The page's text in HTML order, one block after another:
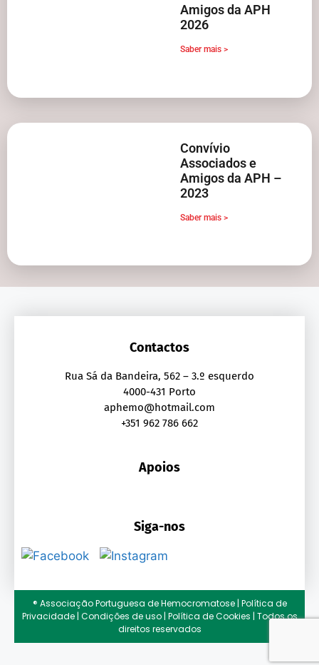
Amigos da APH
2026
Saber mais >
Convívio
Associados e
Amigos da APH –
2023
Saber mais >
Contactos
Rua Sá da Bandeira, 562 – 3.º esquerdo
4000-431 Porto
aphemo@hotmail.com
+351 962 786 662
Apoios
Siga-nos
® Associação Portuguesa de Hemocromatose| Política de
Privacidade| Condições de uso| Política de Cookies | Todos os
direitos reservados